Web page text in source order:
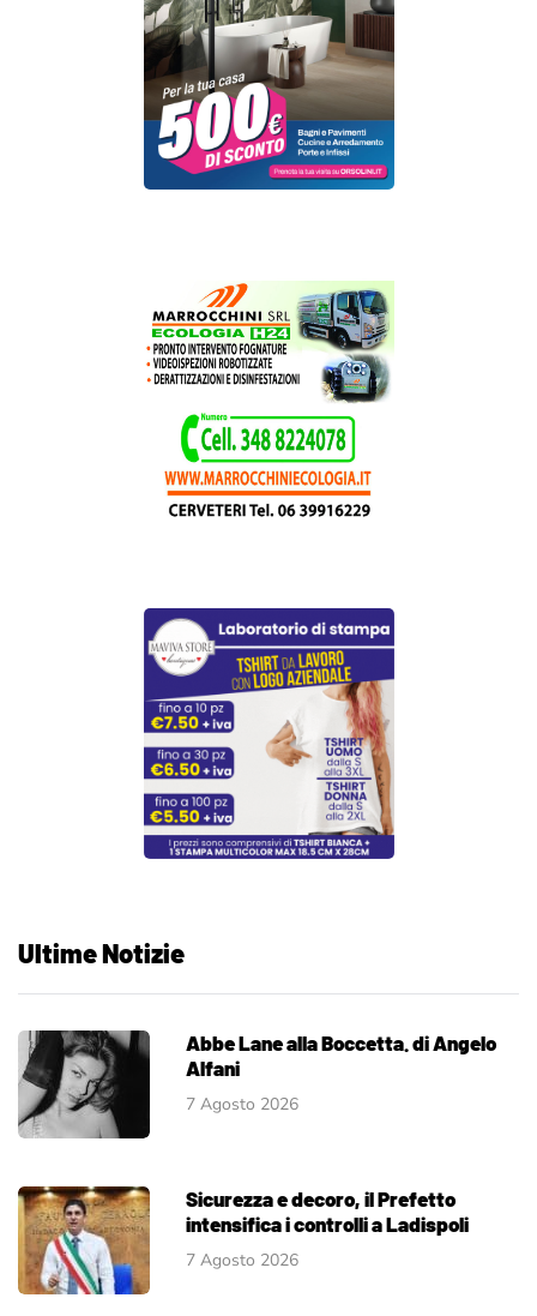
Ultime Notizie
Abbe Lane alla Boccetta. di Angelo
Alfani
7 Agosto 2026
Sicurezza e decoro, il Prefetto
intensifica i controlli a Ladispoli
7 Agosto 2026